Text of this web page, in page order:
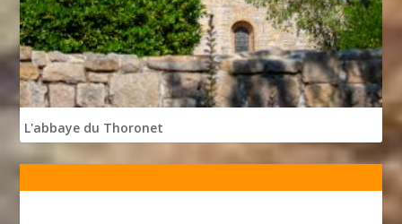
L'abbaye du Thoronet